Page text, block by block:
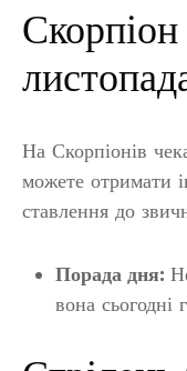
На Скорпіонів
можете отримати
ставлення до
Порада дня:
вона сьогодні